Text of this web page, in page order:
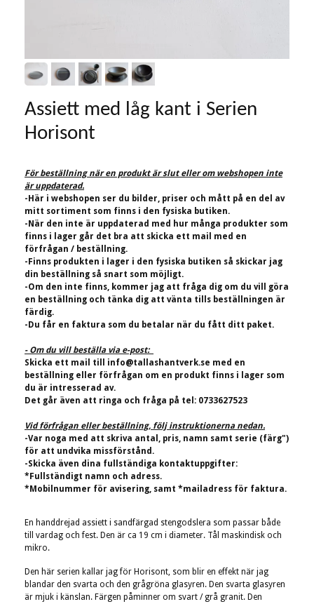
Assiett med låg kant i Serien
Horisont
För beställning när en produkt är slut eller om webshopen inte
är uppdaterad.
-Här i webshopen ser du bilder, priser och mått på en del av
mitt sortiment som finns i den fysiska butiken.
-När den inte är uppdaterad med hur många produkter som
finns i lager går det bra att skicka ett mail med en
förfrågan / beställning.
-Finns produkten i lager i den fysiska butiken så skickar jag
din beställning så snart som möjligt.
-Om den inte finns, kommer jag att fråga dig om du vill göra
en beställning och tänka dig att vänta tills beställningen är
färdig.
-Du får en faktura som du betalar när du fått ditt paket.
- Om du vill beställa via e-post:
Skicka ett mail till info@tallashantverk.se med en
beställning eller förfrågan om en produkt finns i lager som
du är intresserad av.
Det går även att ringa och fråga på tel: 0733627523
Vid förfrågan eller beställning, följ instruktionerna nedan.
-Var noga med att skriva antal, pris, namn samt serie (färg")
för att undvika missförstånd.
-Skicka även dina fullständiga kontaktuppgifter:
*Fullständigt namn och adress.
*Mobilnummer för avisering, samt *mailadress för faktura.
En handdrejad assiett i sandfärgad stengodslera som passar både
till vardag och fest. Den är ca 19 cm i diameter. Tål maskindisk och
mikro.
Den här serien kallar jag för Horisont, som blir en effekt när jag
blandar den svarta och den grågröna glasyren. Den svarta glasyren
är mjuk i känslan. Färgen påminner om svart / grå granit. Den